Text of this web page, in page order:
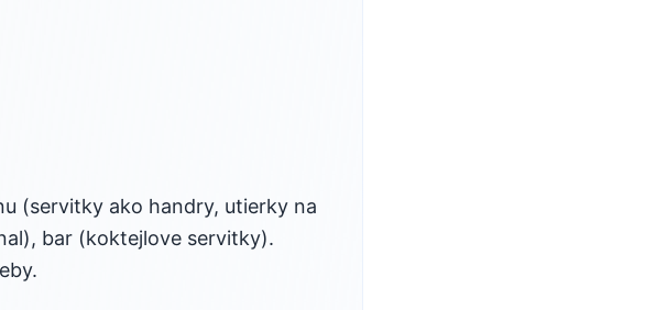
(servitky ako handry, utierky na
bar (koktejlove servitky).